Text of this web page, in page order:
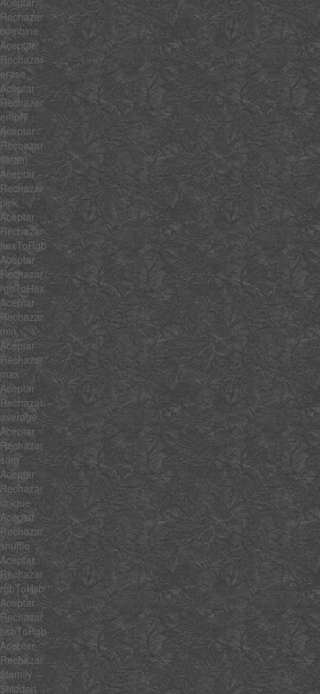
Rechazar
combine
Aceptar
Rechazar
erase
Aceptar
Rechazar
empty
Aceptar
Rechazar
flatten
Aceptar
Rechazar
pick
Aceptar
Rechazar
hexToRgb
Aceptar
Rechazar
rgbToHex
Aceptar
Rechazar
min
Aceptar
Rechazar
max
Aceptar
Rechazar
average
Aceptar
Rechazar
sum
Aceptar
Rechazar
unique
Aceptar
Rechazar
shuffle
Aceptar
Rechazar
rgbToHsb
Aceptar
Rechazar
hsbToRgb
Aceptar
Rechazar
$family
$hidden